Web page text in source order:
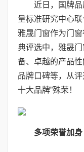
近日，国牌
量标准研究中心联
雅晟门窗作为门
典评选中，雅晟
备、卓越的产品
品牌口碑等，从
十大品牌”殊荣！
多项荣誉加